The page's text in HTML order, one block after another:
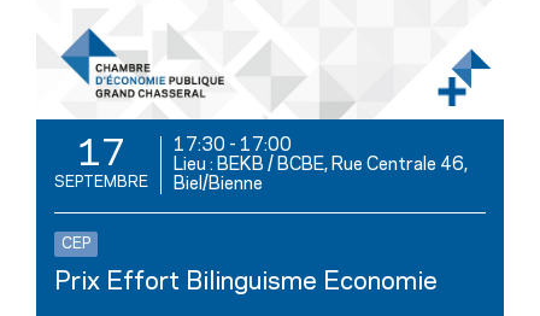
17
SEPTEMBRE
17:30 - 17:00
Lieu : BEKB / BCBE, Rue Centrale 46,
Biel/Bienne
CEP
Prix Effort Bilinguisme Economie